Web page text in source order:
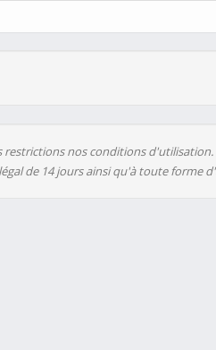
restrictions nos conditions d'utilisation.
de 14 jours ainsi qu'à toute forme